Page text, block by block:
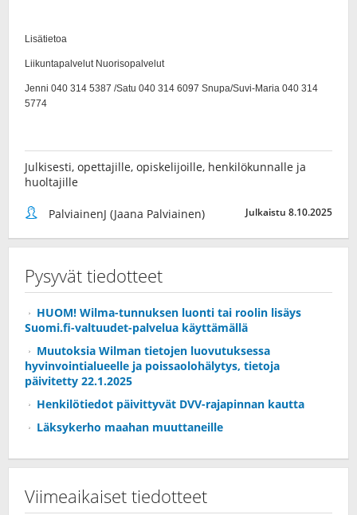
Julkisesti, opettajille, opiskelijoille, henkilökunnalle ja
huoltajille
PalviainenJ (Jaana Palviainen) Julkaistu 8.10.2025
Pysyvät tiedotteet
HUOM! Wilma-tunnuksen luonti tai roolin lisäys
Suomi.fi-valtuudet-palvelua käyttämällä
Muutoksia Wilman tietojen luovutuksessa
hyvinvointialueelle ja poissaolohälytys, tietoja
päivitetty 22.1.2025
Henkilötiedot päivittyvät DVV-rajapinnan kautta
Läksykerho maahan muuttaneille
Viimeaikaiset tiedotteet